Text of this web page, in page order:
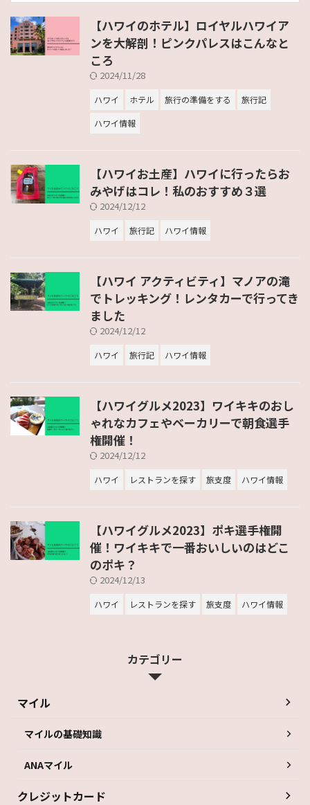
【ハワイのホテル】ロイヤルハワイア
ンを大解剖！ピンクパレスはこんなと
ころ
2024/11/28
ハワイ ホテル 旅行の準備をする
旅行記
ハワイ情報
【ハワイお土産】ハワイに行ったらお
みやげはコレ！私のおすすめ３選
2024/12/12
ハワイ 旅行記 ハワイ情報
【ハワイ アクティビティ】マノアの滝
でトレッキング！レンタカーで行ってき
ました
2024/12/12
ハワイ 旅行記 ハワイ情報
【ハワイグルメ2023】ワイキキのおし
ゃれなカフェやベーカリーで朝食選手
権開催！
2024/12/12
ハワイ レストランを探す 旅支度 ハワイ情報
【ハワイグルメ2023】ポキ選手権開
催！ワイキキで一番おいしいのはどこ
のポキ？
2024/12/13
ハワイ レストランを探す 旅支度 ハワイ情報
カテゴリー
マイル
マイルの基礎知識
ANAマイル
クレジットカード